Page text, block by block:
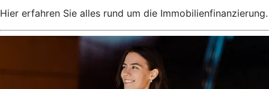
Hier erfahren Sie alles rund um die Immobilienfinanzierung.